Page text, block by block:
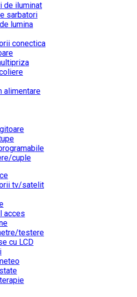
de iluminat
sarbatori
lumina
conectica
alimentare
cuple
tv/satelit
acces
testere
cu LCD